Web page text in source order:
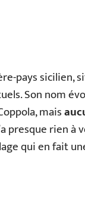
pays
Son nom
mais
presque rien
qui en fait